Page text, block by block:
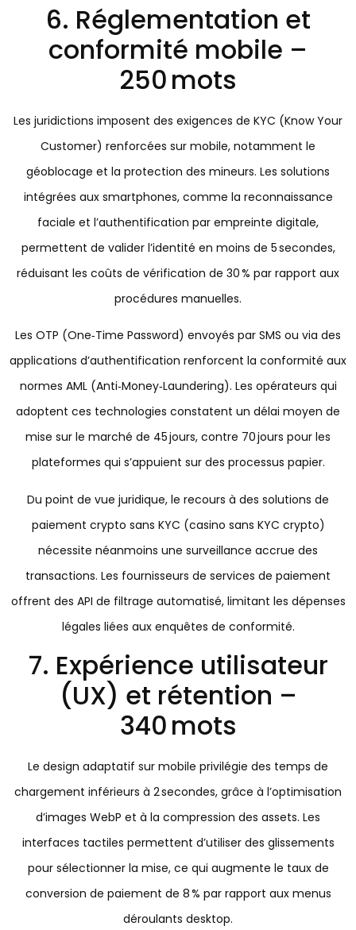
6. Réglementation et
conformité mobile –
250 mots
Les juridictions imposent des exigences de KYC (Know Your
Customer) renforcées sur mobile, notamment le
géoblocage et la protection des mineurs. Les solutions
intégrées aux smartphones, comme la reconnaissance
faciale et l’authentification par empreinte digitale,
permettent de valider l’identité en moins de 5 secondes,
réduisant les coûts de vérification de 30 % par rapport aux
procédures manuelles.
Les OTP (One‑Time Password) envoyés par SMS ou via des
applications d’authentification renforcent la conformité aux
normes AML (Anti‑Money‑Laundering). Les opérateurs qui
adoptent ces technologies constatent un délai moyen de
mise sur le marché de 45 jours, contre 70 jours pour les
plateformes qui s’appuient sur des processus papier.
Du point de vue juridique, le recours à des solutions de
paiement crypto sans KYC (casino sans KYC crypto)
nécessite néanmoins une surveillance accrue des
transactions. Les fournisseurs de services de paiement
offrent des API de filtrage automatisé, limitant les dépenses
légales liées aux enquêtes de conformité.
7. Expérience utilisateur
(UX) et rétention –
340 mots
Le design adaptatif sur mobile privilégie des temps de
chargement inférieurs à 2 secondes, grâce à l’optimisation
d’images WebP et à la compression des assets. Les
interfaces tactiles permettent d’utiliser des glissements
pour sélectionner la mise, ce qui augmente le taux de
conversion de paiement de 8 % par rapport aux menus
déroulants desktop.